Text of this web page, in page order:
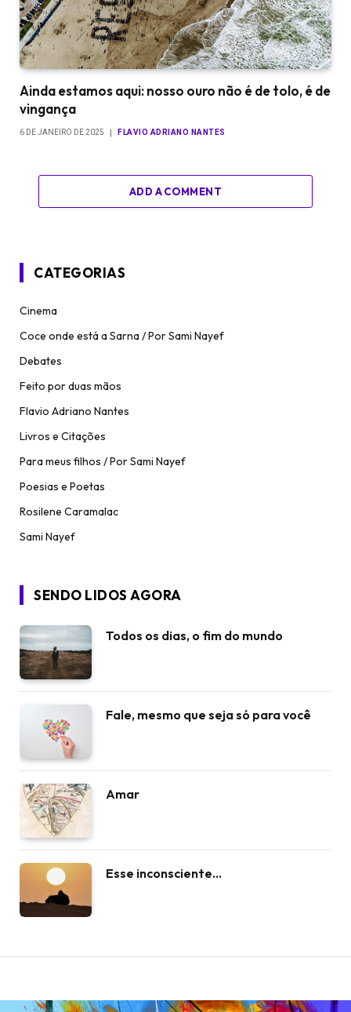
Ainda estamos aqui: nosso ouro não é de tolo, é de
vingança
6 DE JANEIRO DE 2025 FLAVIO ADRIANO NANTES
ADD A COMMENT
CATEGORIAS
Cinema
Coce onde está a Sarna / Por Sami Nayef
Debates
Feito por duas mãos
Flavio Adriano Nantes
Livros e Citações
Para meus filhos / Por Sami Nayef
Poesias e Poetas
Rosilene Caramalac
Sami Nayef
SENDO LIDOS AGORA
Todos os dias, o fim do mundo
Fale, mesmo que seja só para você
Amar
Esse inconsciente…